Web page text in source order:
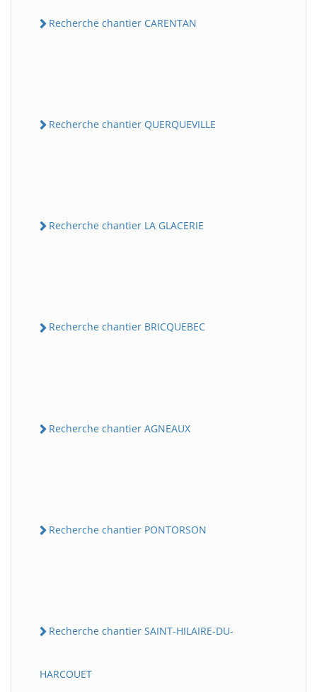
Recherche chantier CARENTAN
Recherche chantier QUERQUEVILLE
Recherche chantier LA GLACERIE
Recherche chantier BRICQUEBEC
Recherche chantier AGNEAUX
Recherche chantier PONTORSON
Recherche chantier SAINT-HILAIRE-DU-
HARCOUET